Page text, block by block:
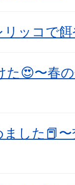
ッコで
た😍〜春
ました📕